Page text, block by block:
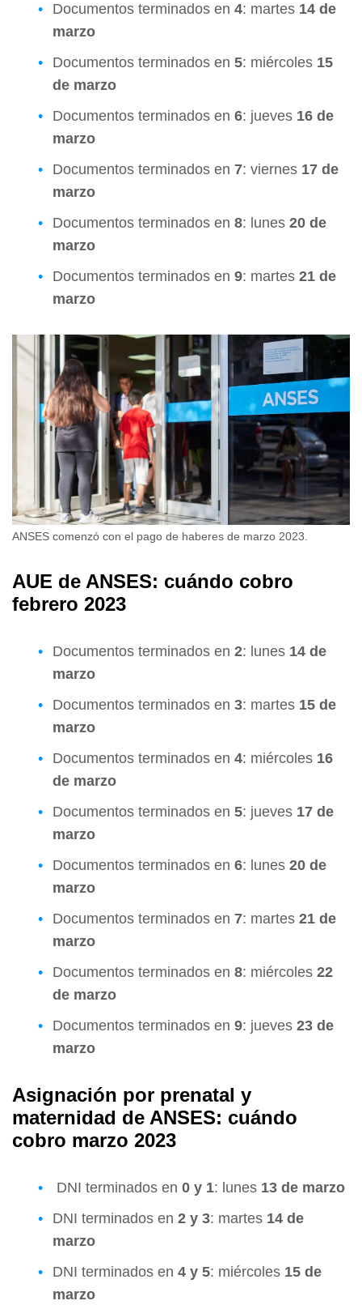
Documentos terminados en 4: martes 14 de
marzo
Documentos terminados en 5: miércoles 15
de marzo
Documentos terminados en 6: jueves 16 de
marzo
Documentos terminados en 7: viernes 17 de
marzo
Documentos terminados en 8: lunes 20 de
marzo
Documentos terminados en 9: martes 21 de
marzo
ANSES comenzó con el pago de haberes de marzo 2023.
AUE de ANSES: cuándo cobro
febrero 2023
Documentos terminados en 2: lunes 14 de
marzo
Documentos terminados en 3: martes 15 de
marzo
Documentos terminados en 4: miércoles 16
de marzo
Documentos terminados en 5: jueves 17 de
marzo
Documentos terminados en 6: lunes 20 de
marzo
Documentos terminados en 7: martes 21 de
marzo
Documentos terminados en 8: miércoles 22
de marzo
Documentos terminados en 9: jueves 23 de
marzo
Asignación por prenatal y
maternidad de ANSES: cuándo
cobro marzo 2023
DNI terminados en 0 y 1: lunes 13 de marzo
DNI terminados en 2 y 3: martes 14 de
marzo
DNI terminados en 4 y 5: miércoles 15 de
marzo